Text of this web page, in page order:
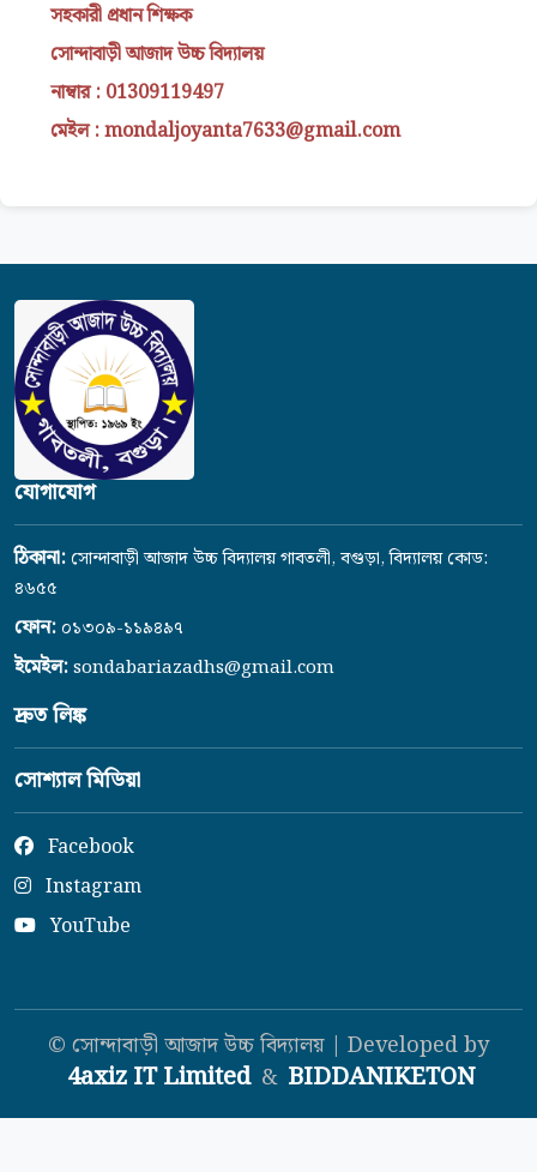
সহকারী প্রধান শিক্ষক
সোন্দাবাড়ী আজাদ উচ্চ বিদ্যালয়
নাম্বার : 01309119497
মেইল : mondaljoyanta7633@gmail.com
যোগাযোগ
ঠিকানা: সোন্দাবাড়ী আজাদ উচ্চ বিদ্যালয় গাবতলী, বগুড়া, বিদ্যালয় কোড:
৪৬৫৫
ফোন: ০১৩০৯-১১৯৪৯৭
ইমেইল:sondabariazadhs@gmail.com
দ্রুত লিঙ্ক
সোশ্যাল মিডিয়া
Facebook
Instagram
YouTube
© সোন্দাবাড়ী আজাদ উচ্চ বিদ্যালয় | Developed by
4axiz IT Limited & BIDDANIKETON